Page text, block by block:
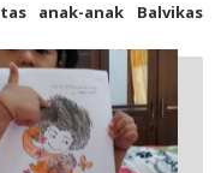
anak-anak Balvikas